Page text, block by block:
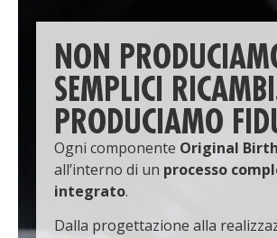
NON
SEMPLICI
PRODUCIAMO
Ogni componente Original Birth
all’interno di un processo
integrato.
Dalla progettazione alla